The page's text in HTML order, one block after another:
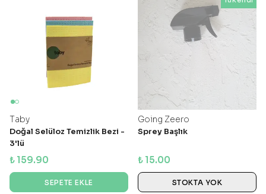
Taby
Doğal Selüloz Temizlik Bezi -
3'lü
₺ 159.90
SEPETE EKLE
Going Zeero
Sprey Başlık
₺ 15.00
STOKTA YOK